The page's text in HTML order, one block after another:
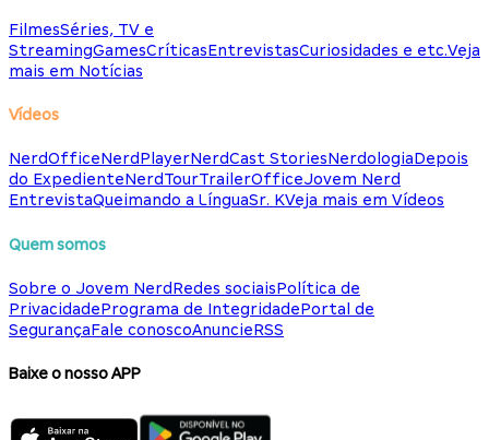
FilmesSéries, TV e
StreamingGamesCríticasEntrevistasCuriosidades e etc.Veja
mais em Notícias
Vídeos
NerdOfficeNerdPlayerNerdCast StoriesNerdologiaDepois
do ExpedienteNerdTourTrailerOfficeJovem Nerd
EntrevistaQueimando a LínguaSr. KVeja mais em Vídeos
Quem somos
Sobre o Jovem NerdRedes sociaisPolítica de
PrivacidadePrograma de IntegridadePortal de
SegurançaFale conoscoAnuncieRSS
Baixe o nosso APP